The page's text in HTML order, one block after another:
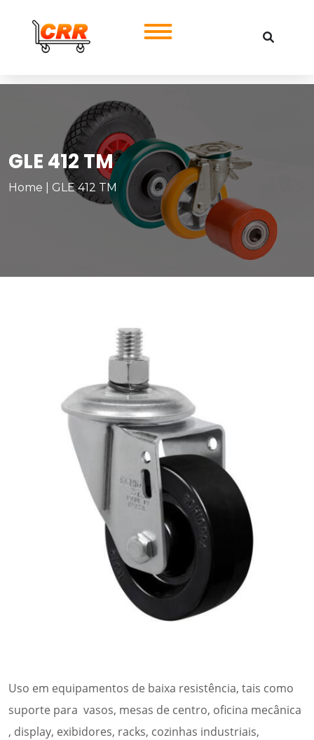
GLE 412 TM
Home GLE 412 TM
Uso em equipamentos de baixa resistência, tais como
suporte para vasos, mesas de centro, oficina mecânica
, display, exibidores, racks, cozinhas industriais,